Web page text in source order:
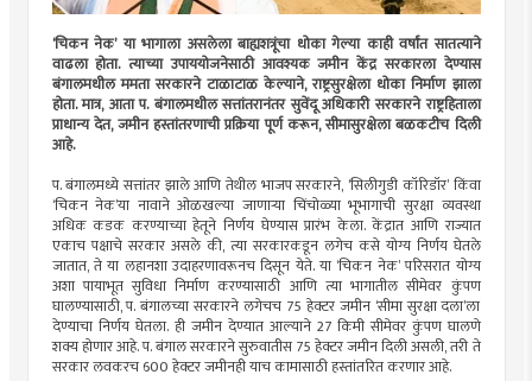
‘चिकन नेक‌’ या भागाला असलेला बाह्यशत्रूंचा धोका गेल्या काही वर्षांत सातत्याने
वाढला होता. त्याच्या उपाययोजनेसाठी आवश्यक जमीन केंद्र सरकारला देण्यास
बंगालमधील ममता सरकारने टाळाटाळ केल्याने, राष्ट्रसुरक्षेला धोका निर्माण झाला
होता. मात्र, आता प. बंगालमधील सत्तांतरानंतर सुवेंदू अधिकारी सरकारने राष्ट्रहिताला
प्राधान्य देत, जमीन हस्तांतरणाची प्रक्रिया पूर्ण करून, सीमासुरक्षेला बळकटीच दिली
आहे.
प. बंगालमध्ये सत्तांतर झाले आणि तेथील भाजप सरकारने, ‌‘सिलीगुडी कॉरिडॉर‌’ किंवा
‌‘चिकन नेक‌’या नावाने ओळखल्या जाणाऱ्या चिंचोळ्या भूभागाची सुरक्षा व्यवस्था
अधिक कडक करण्याच्या हेतूने निर्णय घेण्यास प्रारंभ केला. केंद्रात आणि राज्यात
एकाच पक्षाचे सरकार असले की, त्या सरकारकडून लगेच कसे योग्य निर्णय घेतले
जातात, ते या लहानशा उदाहरणावरूनच दिसून येते. या ‌‘चिकन नेक‌’ परिसरात योग्य
अशा पायाभूत सुविधा निर्माण करण्यासाठी आणि त्या भागातील सीमेवर कुंपण
घालण्यासाठी, प. बंगालच्या सरकारने लगेचच 75 हेक्टर जमीन ‌‘सीमा सुरक्षा दला‌’ला
देण्याचा निर्णय घेतला. ही जमीन देण्यात आल्याने 27 किमी सीमेवर कुंपण घालणे
शक्य होणार आहे. प. बंगाल सरकारने सुरुवातीस 75 हेक्टर जमीन दिली असली, तरी ते
सरकार लवकरच 600 हेक्टर जमीनही याच कामासाठी हस्तांतरित करणार आहे.